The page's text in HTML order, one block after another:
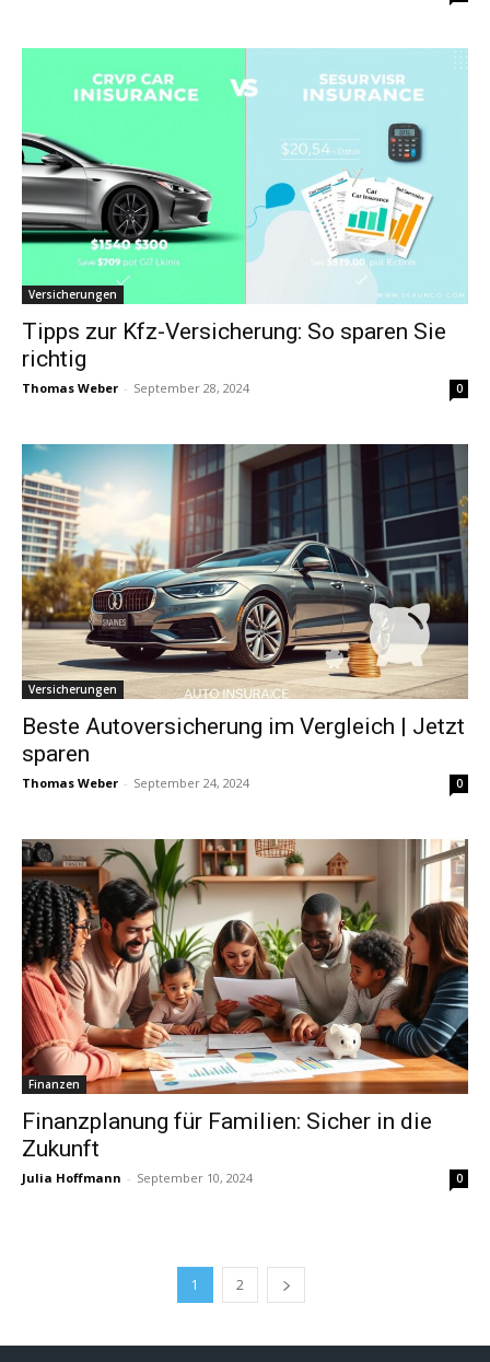
Versicherungen
Tipps zur Kfz-Versicherung: So sparen Sie
richtig
Thomas Weber - September 28, 2024 0
Versicherungen
Beste Autoversicherung im Vergleich | Jetzt
sparen
Thomas Weber - September 24, 2024 0
Finanzen
Finanzplanung für Familien: Sicher in die
Zukunft
Julia Hoffmann - September 10, 2024 0
1 2